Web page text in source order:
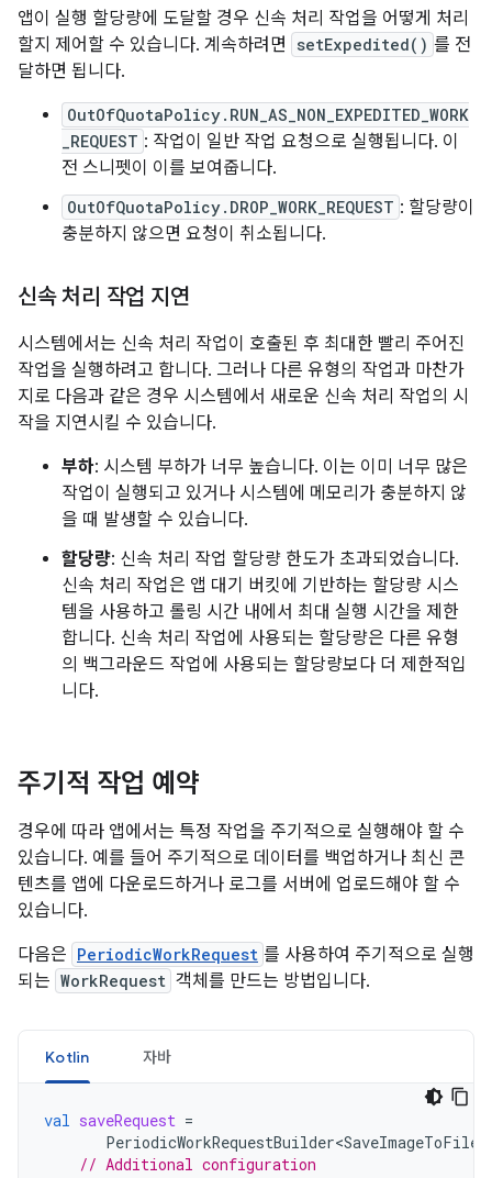
앱이 실행 할당량에 도달할 경우 신속 처리 작업을 어떻게 처리
할지 제어할 수 있습니다. 계속하려면
setExpedited() 를 전
달하면 됩니다.
OutOfQuotaPolicy.RUN_AS_NON_EXPEDITED_WORK
_REQUEST : 작업이 일반 작업 요청으로 실행됩니다. 이
전 스니펫이 이를 보여줍니다.
OutOfQuotaPolicy.DROP_WORK_REQUEST : 할당량이
충분하지 않으면 요청이 취소됩니다.
신속 처리 작업 지연
시스템에서는 신속 처리 작업이 호출된 후 최대한 빨리 주어진
작업을 실행하려고 합니다. 그러나 다른 유형의 작업과 마찬가
지로 다음과 같은 경우 시스템에서 새로운 신속 처리 작업의 시
작을 지연시킬 수 있습니다.
부하: 시스템 부하가 너무 높습니다. 이는 이미 너무 많은
작업이 실행되고 있거나 시스템에 메모리가 충분하지 않
을 때 발생할 수 있습니다.
할당량: 신속 처리 작업 할당량 한도가 초과되었습니다.
신속 처리 작업은 앱 대기 버킷에 기반하는 할당량 시스
템을 사용하고 롤링 시간 내에서 최대 실행 시간을 제한
합니다. 신속 처리 작업에 사용되는 할당량은 다른 유형
의 백그라운드 작업에 사용되는 할당량보다 더 제한적입
니다.
주기적 작업 예약
경우에 따라 앱에서는 특정 작업을 주기적으로 실행해야 할 수
있습니다. 예를 들어 주기적으로 데이터를 백업하거나 최신 콘
텐츠를 앱에 다운로드하거나 로그를 서버에 업로드해야 할 수
있습니다.
다음은 PeriodicWorkRequest 를 사용하여 주기적으로 실행
되는 WorkRequest 객체를 만드는 방법입니다.
Kotlin 자바
val saveRequest =
// Additional configuration